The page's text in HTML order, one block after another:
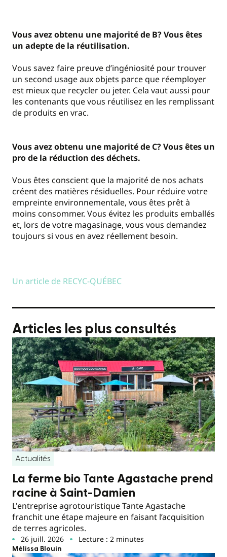
Vous avez obtenu une majorité de B? Vous êtes
un adepte de la réutilisation.
Vous savez faire preuve d’ingéniosité pour trouver
un second usage aux objets parce que réemployer
est mieux que recycler ou jeter. Cela vaut aussi pour
les contenants que vous réutilisez en les remplissant
de produits en vrac.
Vous avez obtenu une majorité de C? Vous êtes un
pro de la réduction des déchets.
Vous êtes conscient que la majorité de nos achats
créent des matières résiduelles. Pour réduire votre
empreinte environnementale, vous êtes prêt à
moins consommer. Vous évitez les produits emballés
et, lors de votre magasinage, vous vous demandez
toujours si vous en avez réellement besoin.
Un article de RECYC-QUÉBEC
Articles les plus consultés
Actualités
La ferme bio Tante Agastache prend
racine à Saint-Damien
L'entreprise agrotouristique Tante Agastache
franchit une étape majeure en faisant l’acquisition
de terres agricoles.
26 juill. 2026 Lecture : 2 minutes
Mélissa Blouin